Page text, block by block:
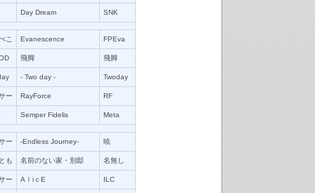
Day Dream SNK
こ Evanescence FPEva
飛脚 飛脚
‐ Two day ‐ Twoday
ー RayForce RF
Semper Fidelis Meta
ー -Endless Journey- 暁
も 名前のない家・別邸 名無し
ー AｌiｃE ILC